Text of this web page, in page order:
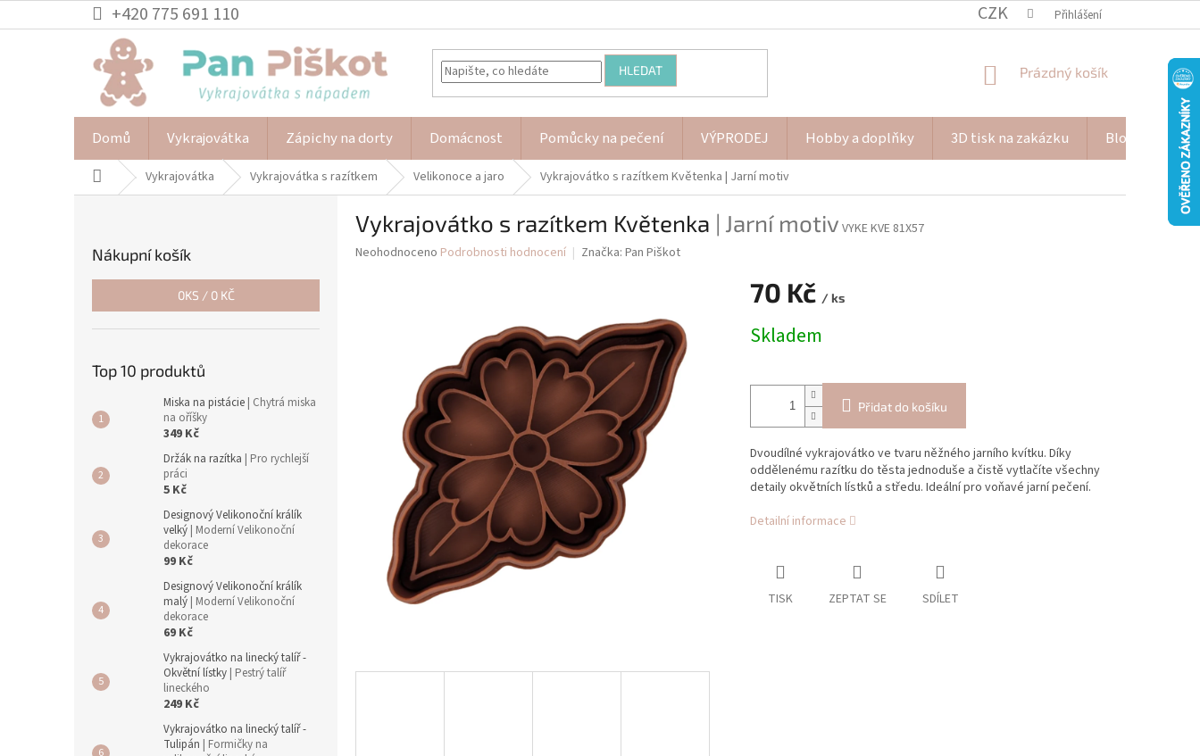
na
+420 775 691 110 CZK Přihlášení
HLEDAT
NÁKUPNÍ
Prázdný košík
Domů Vykrajovátka Zápichy na dorty Domácnost Pomůcky na pečení VÝPRODEJ Hobby a doplňky 3D tisk na zakázku Blog Pana
Domů Vykrajovátka Vykrajovátka s razítkem Velikonoce a jaro Vykrajovátko s razítkem Květenka | Jarní motiv
Nákupní košík
0KS / 0 KČ
Top 10 produktů
Miska na pistácie | Chytrá miska
na oříšky
349 Kč
Držák na razítka | Pro rychlejší
práci
5 Kč
Designový Velikonoční králík
velký | Moderní Velikonoční
dekorace
99 Kč
Designový Velikonoční králík
malý | Moderní Velikonoční
dekorace
69 Kč
Vykrajovátko na linecký talíř -
Okvětní lístky | Pestrý talíř
lineckého
249 Kč
Vykrajovátko na linecký talíř -
Tulipán | Formičky na
Vykrajovátko s razítkem Květenka | Jarní motiv VYKE KVE 81X57
Průměrné
Neohodnoceno Podrobnosti hodnocení Značka: Pan Piškot
70 Kč / ks
cena:
Skladem
Přidat do košíku
Dvoudílné vykrajovátko ve tvaru něžného jarního kvítku. Díky
oddělenému razítku do těsta jednoduše a čistě vytlačíte všechny
detaily okvětních lístků a středu. Ideální pro voňavé jarní pečení.
Detailní informace
TISK ZEPTAT SE SDÍLET